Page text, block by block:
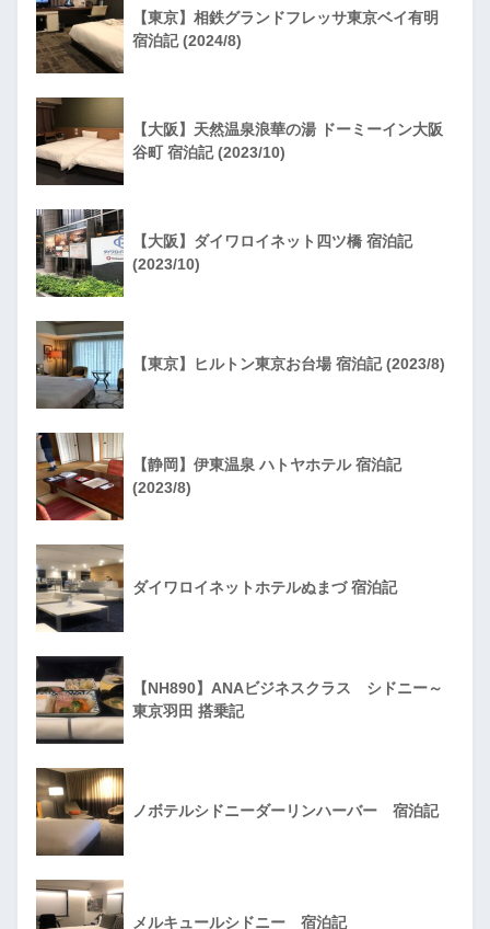
【東京】相鉄グランドフレッサ東京ベイ有明
宿泊記 (2024/8)
【大阪】天然温泉浪華の湯 ドーミーイン大阪
谷町 宿泊記 (2023/10)
【大阪】ダイワロイネット四ツ橋 宿泊記
(2023/10)
【東京】ヒルトン東京お台場 宿泊記 (2023/8)
【静岡】伊東温泉 ハトヤホテル 宿泊記
(2023/8)
ダイワロイネットホテルぬまづ 宿泊記
【NH890】ANAビジネスクラス シドニー～
東京羽田 搭乗記
ノボテルシドニーダーリンハーバー 宿泊記
メルキュールシドニー 宿泊記